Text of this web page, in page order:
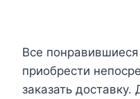
Все
приобрести
заказать